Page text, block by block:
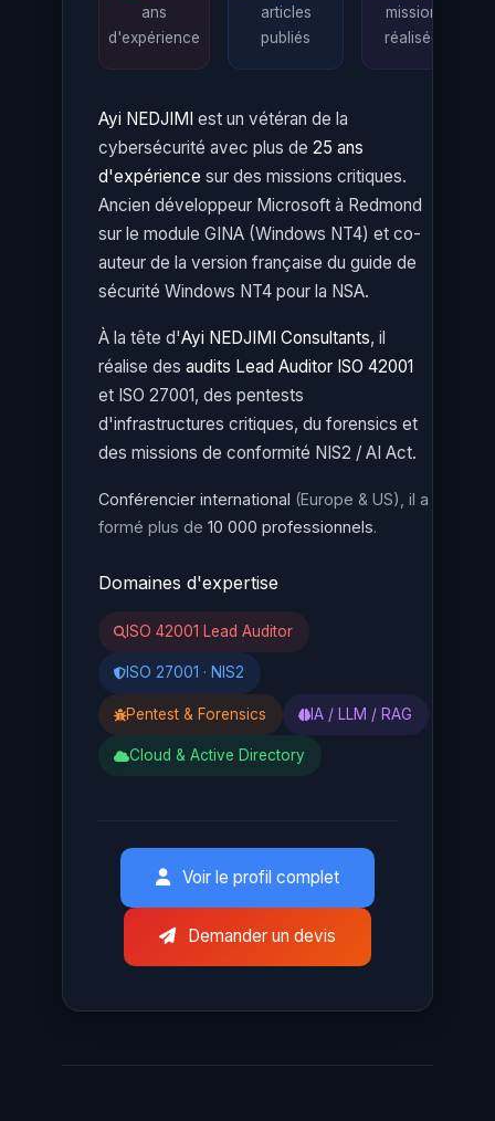
ans
d'expérience
articles
publiés
missions
réalisées
Ayi NEDJIMI est un vétéran de la
cybersécurité avec plus de 25 ans
d'expérience sur des missions critiques.
Ancien développeur Microsoft à Redmond
sur le module GINA (Windows NT4) et co-
auteur de la version française du guide de
sécurité Windows NT4 pour la NSA.
À la tête d'Ayi NEDJIMI Consultants, il
réalise des audits Lead Auditor ISO 42001
et ISO 27001, des pentests
d'infrastructures critiques, du forensics et
des missions de conformité NIS2 / AI Act.
Conférencier international (Europe & US), il a
formé plus de 10 000 professionnels.
Domaines d'expertise
ISO 42001 Lead Auditor
ISO 27001 · NIS2
Pentest & Forensics IA / LLM / RAG
Cloud & Active Directory
Voir le profil complet
Demander un devis